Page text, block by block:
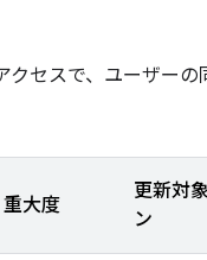
セスで、ユーザーの
重大度
更新対
ン